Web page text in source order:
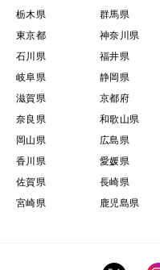
栃木県
群馬県
東京都
神奈川県
石川県
福井県
岐阜県
静岡県
滋賀県
京都府
奈良県
和歌山県
岡山県
広島県
香川県
愛媛県
佐賀県
長崎県
宮崎県
鹿児島県